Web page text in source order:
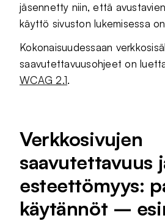
jäsennetty niin, että
käyttö sivuston lukemisessa
Kokonaisuudessaan
saavutettavuusohjeet on
WCAG 2.1.
Verkkosivujen
saavutettavuus
esteettömyys:
käytännöt –